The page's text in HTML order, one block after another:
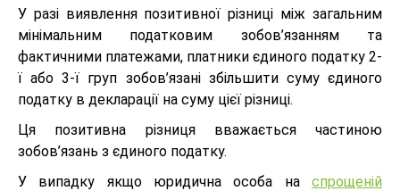
У разі виявлення позитивної різниці між загальним
мінімальним податковим зобов’язанням та
фактичними платежами, платники єдиного податку 2-
ї або 3-ї груп зобов’язані збільшити суму єдиного
податку в декларації на суму цієї різниці.
Ця позитивна різниця вважається частиною
зобов’язань з єдиного податку.
У випадку якщо юридична особа на спрощеній